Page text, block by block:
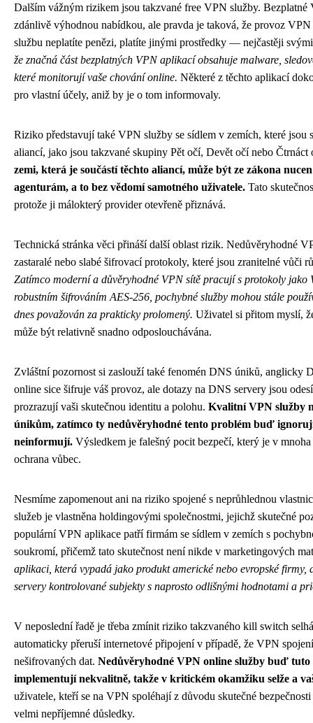
Dalším vážným rizikem jsou takzvané free VPN služby.
zdánlivě výhodnou nabídkou, ale pravda je taková, že provoz
službu neplatíte penězi, platíte jinými prostředky — nejčastěji
že značná část bezplatných VPN aplikací obsahuje malware,
které monitorují vaše chování online. Některé z těchto aplikací
pro vlastní účely, aniž by je o tom informovaly.
Riziko představují také VPN služby se sídlem v zemích, které jsou
aliancí, jako jsou takzvané skupiny Pět očí, Devět očí nebo
zemi, která je součástí těchto aliancí, může být ze zákona
agenturám, a to bez vědomí samotného uživatele. Tato
protože ji málokterý provider otevřeně přiznává.
Technická stránka věci přináší další oblast rizik. Nedůvěryhodné
zastaralé nebo slabé šifrovací protokoly, které jsou zranitelné vůči
Zatímco moderní a důvěryhodné VPN sítě pracují s protokoly jako
robustním šifrováním AES-256, pochybné služby mohou stále
dnes považován za prakticky prolomený. Uživatel si přitom myslí,
může být relativně snadno odposlouchávána.
Zvláštní pozornost si zaslouží také fenomén DNS úniků, anglicky
online sice šifruje váš provoz, ale dotazy na DNS servery jsou
prozrazují vaši skutečnou identitu a polohu. Kvalitní VPN služby
únikům, zatímco ty nedůvěryhodné tento problém buď
neinformují. Výsledkem je falešný pocit bezpečí, který je v mnoha
ochrana vůbec.
Nesmíme zapomenout ani na riziko spojené s neprůhlednou
služeb je vlastněna holdingovými společnostmi, jejichž skutečné
populární VPN aplikace patří firmám se sídlem v zemích s
soukromí, přičemž tato skutečnost není nikde v marketingových
aplikaci, která vypadá jako produkt americké nebo evropské firmy,
servery kontrolované subjekty s naprosto odlišnými hodnotami a
V neposlední řadě je třeba zmínit riziko takzvaného kill switch
automaticky přeruší internetové připojení v případě, že VPN
nešifrovaných dat. Nedůvěryhodné VPN online služby buď
implementují nekvalitně, takže v kritickém okamžiku selže a
uživatele, kteří se na VPN spoléhají z důvodu skutečné
velmi nepříjemné důsledky.